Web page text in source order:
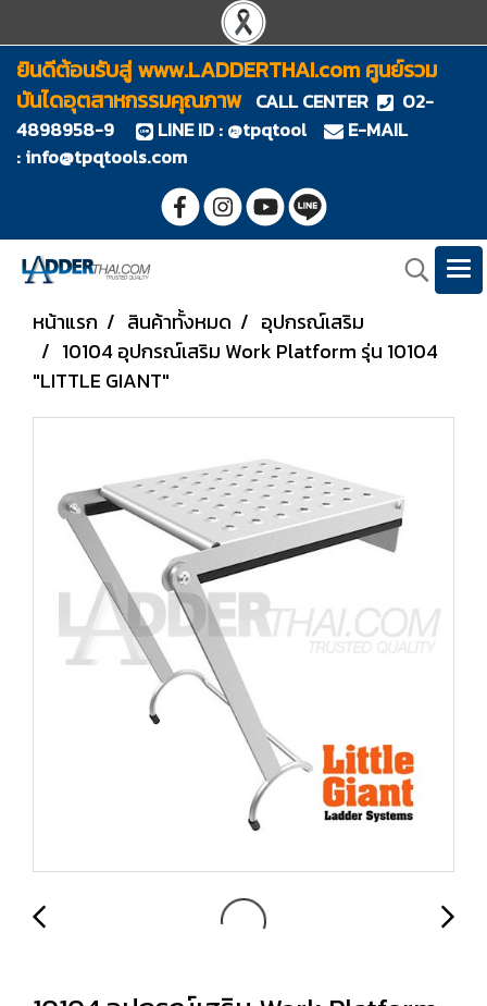
ยินดีต้อนรับสู่ www.LADDERTHAI.com ศูนย์รวม
บันไดอุตสาหกรรมคุณภาพ CALL CENTER
02-
4898958-9
LINE ID : @tpqtool
E-MAIL
:info@tpqtools.com
หน้าแรก สินค้าทั้งหมด
อุปกรณ์เสริม
10104 อุปกรณ์เสริม Work Platform รุ่น 10104
"LITTLE GIANT"